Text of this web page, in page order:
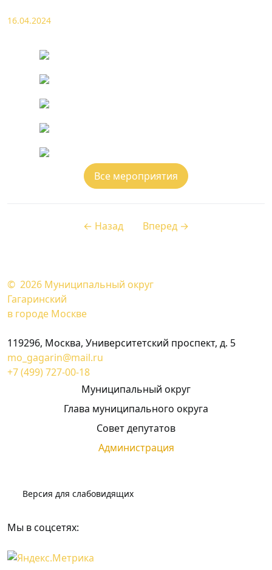
16.04.2024
Все мероприятия
← Назад Вперед →
© 2026 Муниципальный округ
Гагаринский
в городе Москве
119296, Москва, Университетский проспект, д. 5
mo_gagarin@mail.ru
+7 (499) 727-00-18
Муниципальный округ
Глава муниципального округа
Совет депутатов
Администрация
Версия для слабовидящих
Мы в соцсетях: